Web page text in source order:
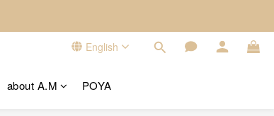
English
about A.M POYA